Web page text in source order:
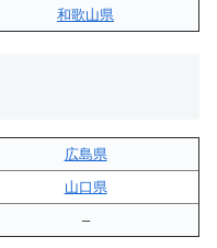
和歌山県
広島県
山口県
–